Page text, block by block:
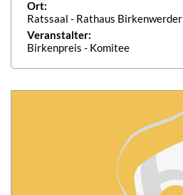
Ort:
Ratssaal - Rathaus Birkenwerder
Veranstalter:
Birkenpreis - Komitee